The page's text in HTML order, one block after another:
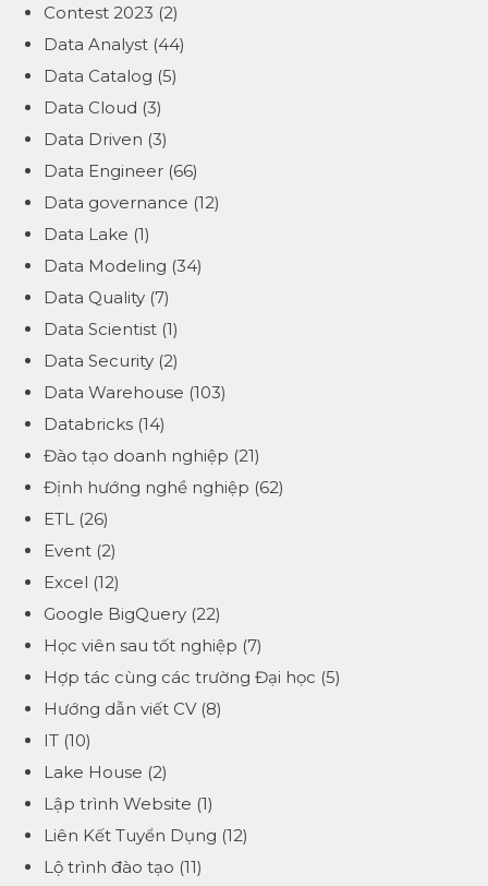
Contest 2023 (2)
Data Analyst (44)
Data Catalog (5)
Data Cloud (3)
Data Driven (3)
Data Engineer (66)
Data governance (12)
Data Lake (1)
Data Modeling (34)
Data Quality (7)
Data Scientist (1)
Data Security (2)
Data Warehouse (103)
Databricks (14)
Đào tạo doanh nghiệp (21)
Định hướng nghề nghiệp (62)
ETL
(26)
Event (2)
Excel (12)
Google BigQuery (22)
Học viên sau tốt nghiệp (7)
Hợp tác cùng các trường Đại học (5)
Hướng dẫn viết CV(8)
IT (10)
Lake House (2)
Lập trình Website (1)
Liên Kết Tuyển Dụng (12)
Lộ trình đào tạo (11)